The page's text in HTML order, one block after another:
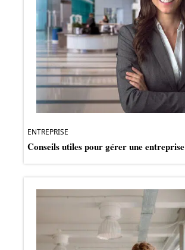
ENTREPRISE
Conseils utiles pour gérer une entreprise